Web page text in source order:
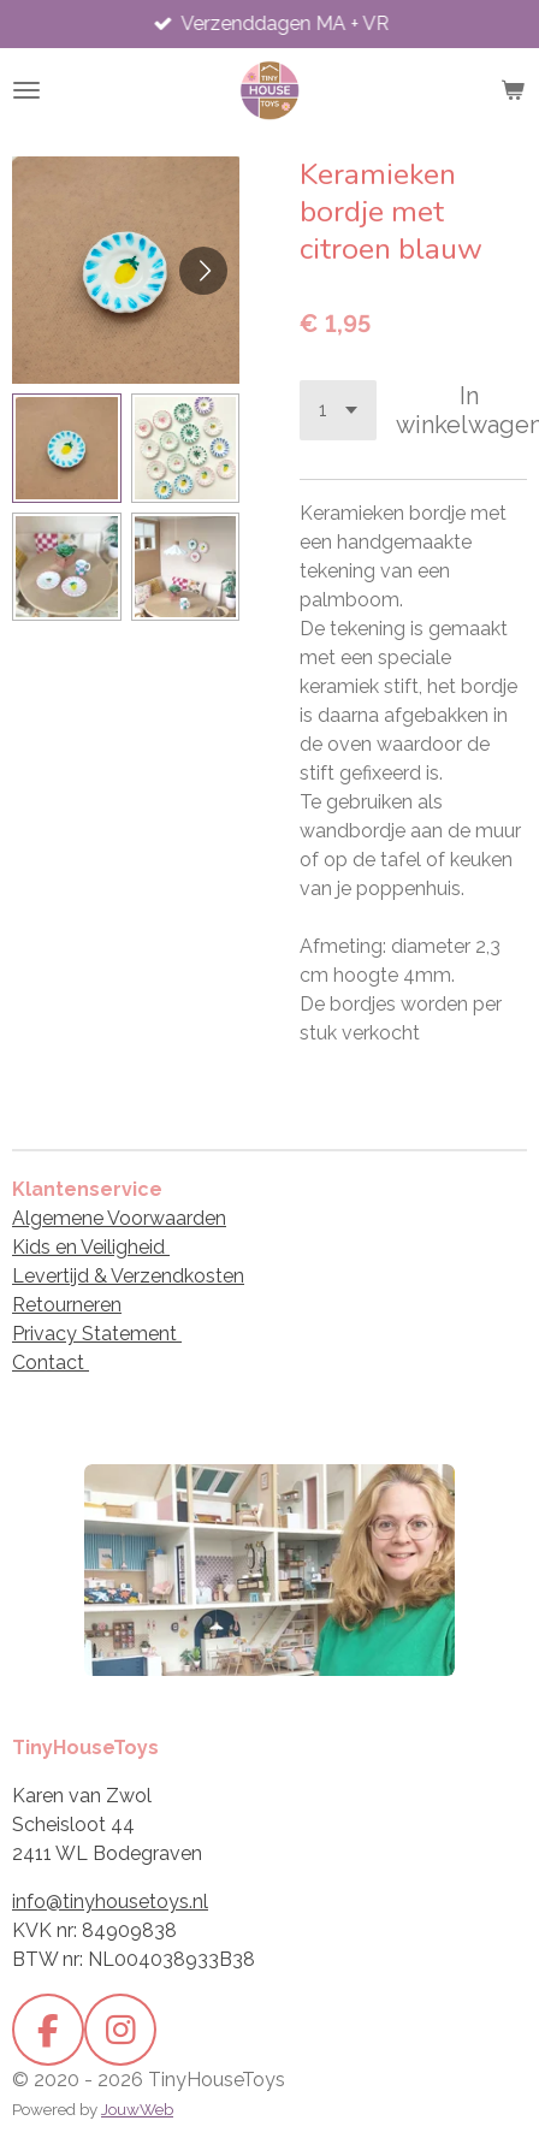
direct
naar
Verzenddagen MA + VR
Keramieken
bordje met
citroen blauw
€ 1,95
In
Keramieken bordje met
een handgemaakte
tekening van een
palmboom.
De tekening is gemaakt
met een speciale
keramiek stift, het bordje
is daarna afgebakken in
de oven waardoor de
stift gefixeerd is.
Te gebruiken als
wandbordje aan de muur
of op de tafel of keuken
van je poppenhuis.
Afmeting: diameter 2,3
cm hoogte 4mm.
De bordjes worden per
stuk verkocht
Klantenservice
Algemene Voorwaarden
Kids en Veiligheid
Levertijd & Verzendkosten
Retourneren
Privacy Statement
Contact
TinyHouseToys
Karen van Zwol
Scheisloot 44
2411 WL Bodegraven
info@tinyhousetoys.nl
KVK nr: 84909838
BTW nr: NL004038933B38
F
a
c
I
n
s
© 2020 - 2026 TinyHouseToys
Powered by JouwWeb